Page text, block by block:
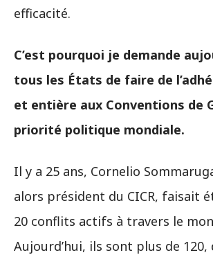
efficacité.
C’est pourquoi je demande
tous les États de faire de
et entière aux Conventions de
priorité politique mondiale.
Il y a 25 ans, Cornelio
alors président du CICR, faisait
20 conflits actifs à travers le
Aujourd’hui, ils sont plus de 120,